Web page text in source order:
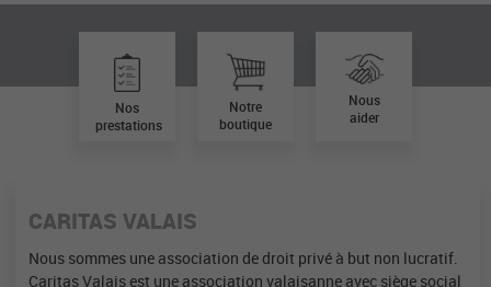
Nos
prestations
Notre
boutique
Nous
aider
CARITAS VALAIS
Nous sommes une association de droit privé à but non lucratif.
Caritas Valais est une association valaisanne avec siège social